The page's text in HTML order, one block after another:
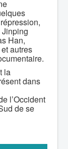
Han,
autres
la
dans
l’Occident
de se